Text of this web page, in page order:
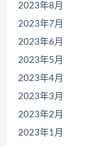
2023年8月
2023年7月
2023年6月
2023年5月
2023年4月
2023年3月
2023年2月
2023年1月